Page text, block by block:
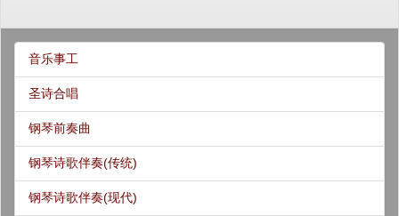
音乐事工
圣诗合唱
钢琴前奏曲
钢琴诗歌伴奏(传统)
钢琴诗歌伴奏(现代)